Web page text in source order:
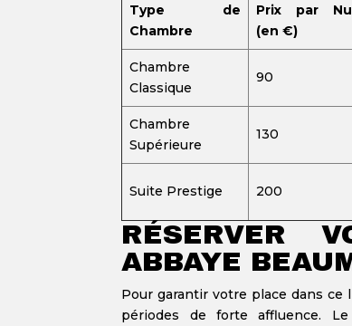
Type de
Chambre
Prix par
(en €)
Chambre
Classique
90
Chambre
Supérieure
130
Suite Prestige 200
RÉSERVER
ABBAYE
Pour garantir votre place dans ce
périodes de forte affluence.